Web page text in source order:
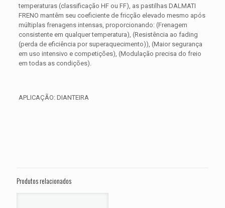
temperaturas (classificação HF ou FF), as pastilhas DALMATI
FRENO mantêm seu coeficiente de fricção elevado mesmo após
múltiplas frenagens intensas, proporcionando: (Frenagem
consistente em qualquer temperatura), (Resistência ao fading
(perda de eficiência por superaquecimento)), (Maior segurança
em uso intensivo e competições), (Modulação precisa do freio
em todas as condições).
APLICAÇÃO: DIANTEIRA
Roadster ANO 2010 2011 2012 2013”
Produtos relacionados